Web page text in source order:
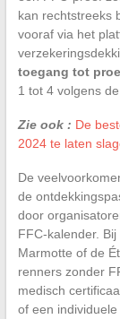
kan rechtstreeks
vooraf via het
toegang tot
1 tot 4 volgens
Zie ook : De
2024 te laten
De
de
door
FFC-kalender.
Marmotte of de
renners zonder
medisch
of een